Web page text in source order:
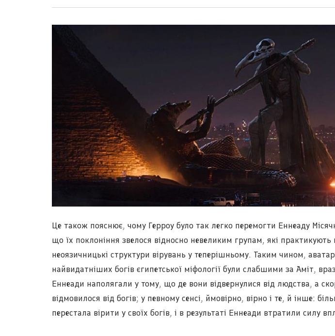
Це також пояснює, чому Герроу було так легко перемогти Еннеаду
що їх поклоніння звелося відносно невеликим групам, які практикують
неоязичницькі структури вірувань у теперішньому. Таким чином,
найвидатніших богів єгипетської міфології були слабшими за Аміт,
Еннеади наполягали у тому, що де вони відвернулися від людства, а
відмовилося від богів; у певному сенсі, ймовірно, вірно і те, й інше:
перестала вірити у своїх богів, і в результаті Еннеади втратили силу